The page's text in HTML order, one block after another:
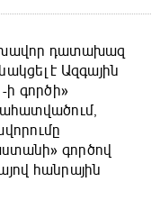
դատախազ
է Ազգային
գործի»
գործով
հանրային